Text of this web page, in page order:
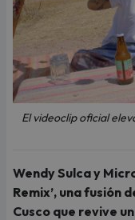
El videoclip oficial
Wendy Sulca y
Remix’, una fusión
Cusco que revive